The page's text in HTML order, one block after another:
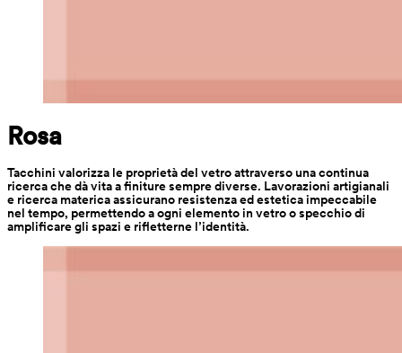
Rosa
Tacchini valorizza le proprietà del vetro attraverso una continua
ricerca che dà vita a finiture sempre diverse. Lavorazioni artigianali
e ricerca materica assicurano resistenza ed estetica impeccabile
nel tempo, permettendo a ogni elemento in vetro o specchio di
amplificare gli spazi e rifletterne l’identità.